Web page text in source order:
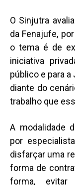
O Sinjutra
da Fenajufe,
o tema é de
iniciativa
público e para
diante do
trabalho que
A modalidade
por
disfarçar uma
forma de
forma,